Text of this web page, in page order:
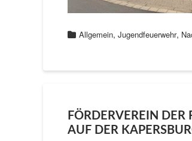
Allgemein, Jugendfeuerwehr,
FÖRDERVEREIN
AUF DER